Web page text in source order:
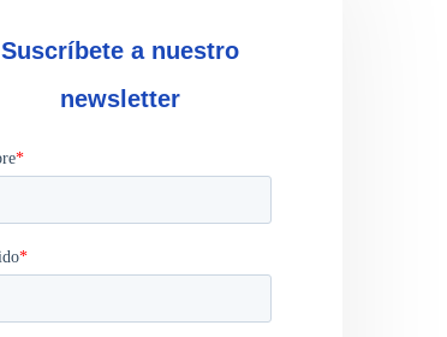
Suscríbete a nuestro
newsletter